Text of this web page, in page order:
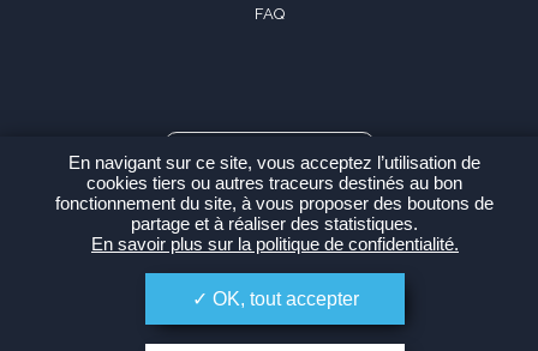
FAQ
Espace Agence
Politique de confidentialité
En navigant sur ce site, vous acceptez l’utilisation de
cookies tiers ou autres traceurs destinés au bon
fonctionnement du site, à vous proposer des boutons de
partage et à réaliser des statistiques.
En savoir plus sur la politique de confidentialité.
OK, tout accepter